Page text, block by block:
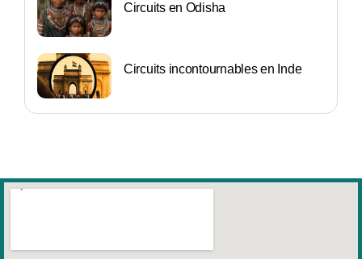
Circuits en Odisha
Circuits incontournables en Inde